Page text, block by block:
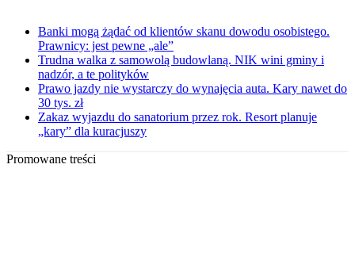
Banki mogą żądać od klientów skanu dowodu osobistego.
Prawnicy: jest pewne „ale”
Trudna walka z samowolą budowlaną. NIK wini gminy i
nadzór, a te polityków
Prawo jazdy nie wystarczy do wynajęcia auta. Kary nawet do
30 tys. zł
Zakaz wyjazdu do sanatorium przez rok. Resort planuje
„kary” dla kuracjuszy
Promowane treści